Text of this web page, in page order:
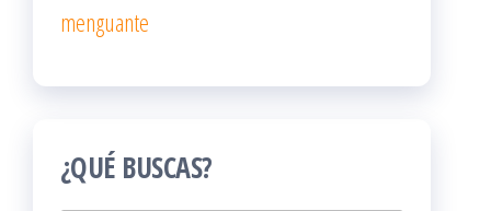
menguante
¿QUÉ BUSCAS?